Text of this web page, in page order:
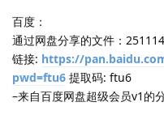
百度：
通过网盘分享的文件：
链接: https://
pwd=ftu6 提取码: ftu6
–来自百度网盘超级会员v1的